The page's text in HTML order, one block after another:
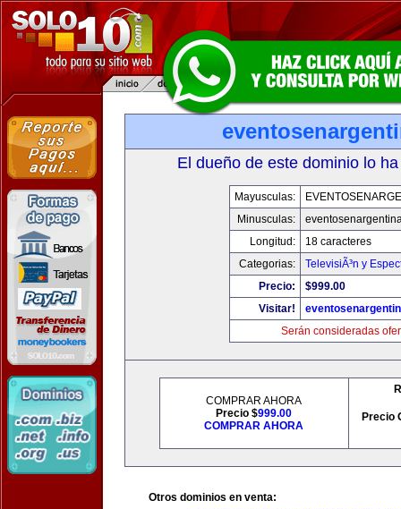
El dueño de este dominio lo
Mayusculas:
Minusculas:
Longitud:
18 caracteres
Categorias:
TelevisiÃ³n y
Precio:
$999.00
Visitar!
Serán consideradas
COMPRAR AHORA
Precio $999.00
COMPRAR AHORA
Precio
Otros dominios en venta: